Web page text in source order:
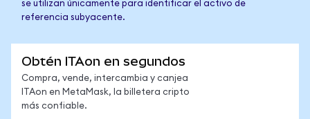
se utilizan únicamente para identificar el activo de
referencia subyacente.
Obtén ITAon en segundos
Compra, vende, intercambia y canjea
ITAon en MetaMask, la billetera cripto
más confiable.